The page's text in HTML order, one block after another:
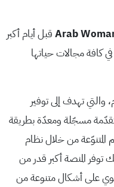
Arab قبل أيام أكبر
في كافة مجالات حياتها
تهدف إلى توفير
مسجّلة ومعدّة بطريقة
من خلال نظام
توفر المنصة أكبر قدر من
على أشكال متنوعة من